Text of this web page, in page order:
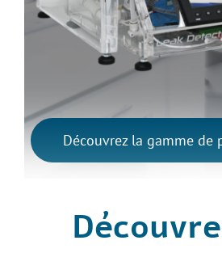
Découvrez la gamme de